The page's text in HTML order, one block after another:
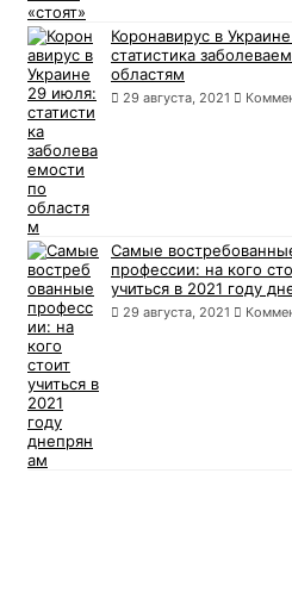
Коронавирус в
статистика
областям
29 августа, 2021
Самые
профессии: на кого
учиться в 2021 году
29 августа, 2021